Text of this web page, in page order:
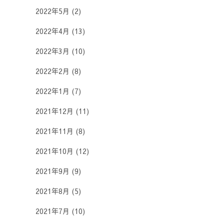
2022年5月 (2)
2022年4月 (13)
2022年3月 (10)
2022年2月 (8)
2022年1月 (7)
2021年12月 (11)
2021年11月 (8)
2021年10月 (12)
2021年9月 (9)
2021年8月 (5)
2021年7月 (10)